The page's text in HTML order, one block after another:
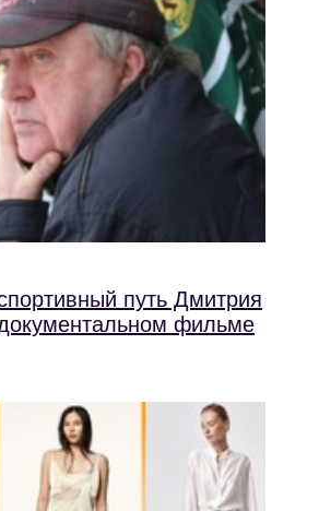
путь Дмитрия
фильме